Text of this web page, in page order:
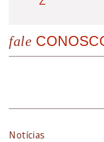
fale
Notícias